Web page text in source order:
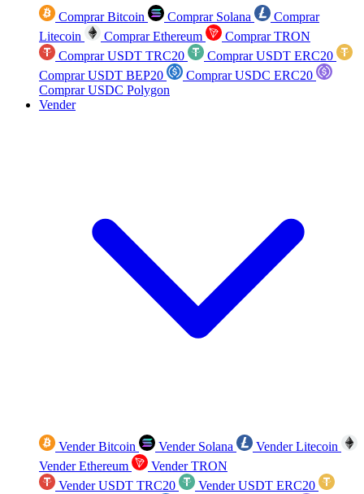
Comprar Bitcoin Comprar Solana
Comprar
Litecoin
Comprar Ethereum
Comprar TRON
Comprar USDT TRC20
Comprar USDT ERC20
Comprar USDT BEP20
Comprar USDC ERC20
Comprar USDC Polygon
Vender
Vender Bitcoin Vender Solana
Vender Litecoin
Vender Ethereum
Vender TRON
Vender USDT TRC20
Vender USDT ERC20